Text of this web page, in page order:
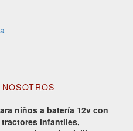
niños a batería 12v con
infantiles,